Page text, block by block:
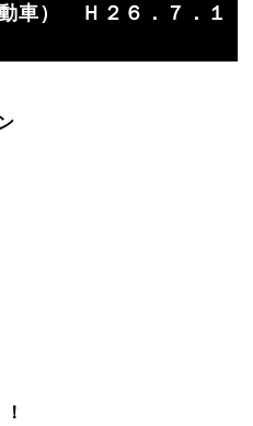
） Ｈ２６．７．１
ン